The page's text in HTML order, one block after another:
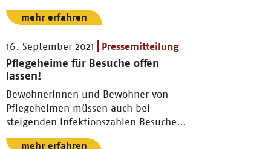
bereit.
mehr erfahren
16. September 2021 Pressemitteilung
Pflegeheime für Besuche offen
lassen!
Bewohnerinnen und Bewohner von
Pflegeheimen müssen auch bei
steigenden Infektionszahlen Besuche
empfangen können.
mehr erfahren